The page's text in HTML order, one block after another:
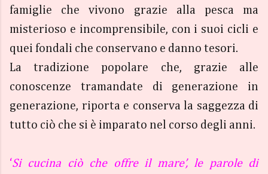
famiglie che vivono grazie alla pesca ma
misterioso e incomprensibile, con i suoi cicli e
quei fondali che conservano e danno tesori.
La tradizione popolare che, grazie alle
conoscenze tramandate di generazione in
generazione, riporta e conserva la saggezza di
tutto ciò che si è imparato nel corso degli anni.
‘Si cucina ciò che offre il mare’, le parole di